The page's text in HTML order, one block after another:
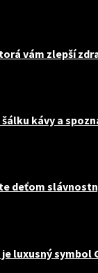
vám zlepší
šálku kávy a
deťom
luxusný symbol